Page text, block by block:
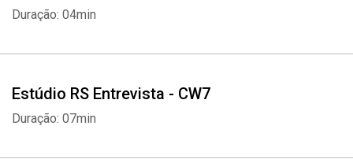
Duração: 04min
Estúdio RS Entrevista - CW7
Duração: 07min